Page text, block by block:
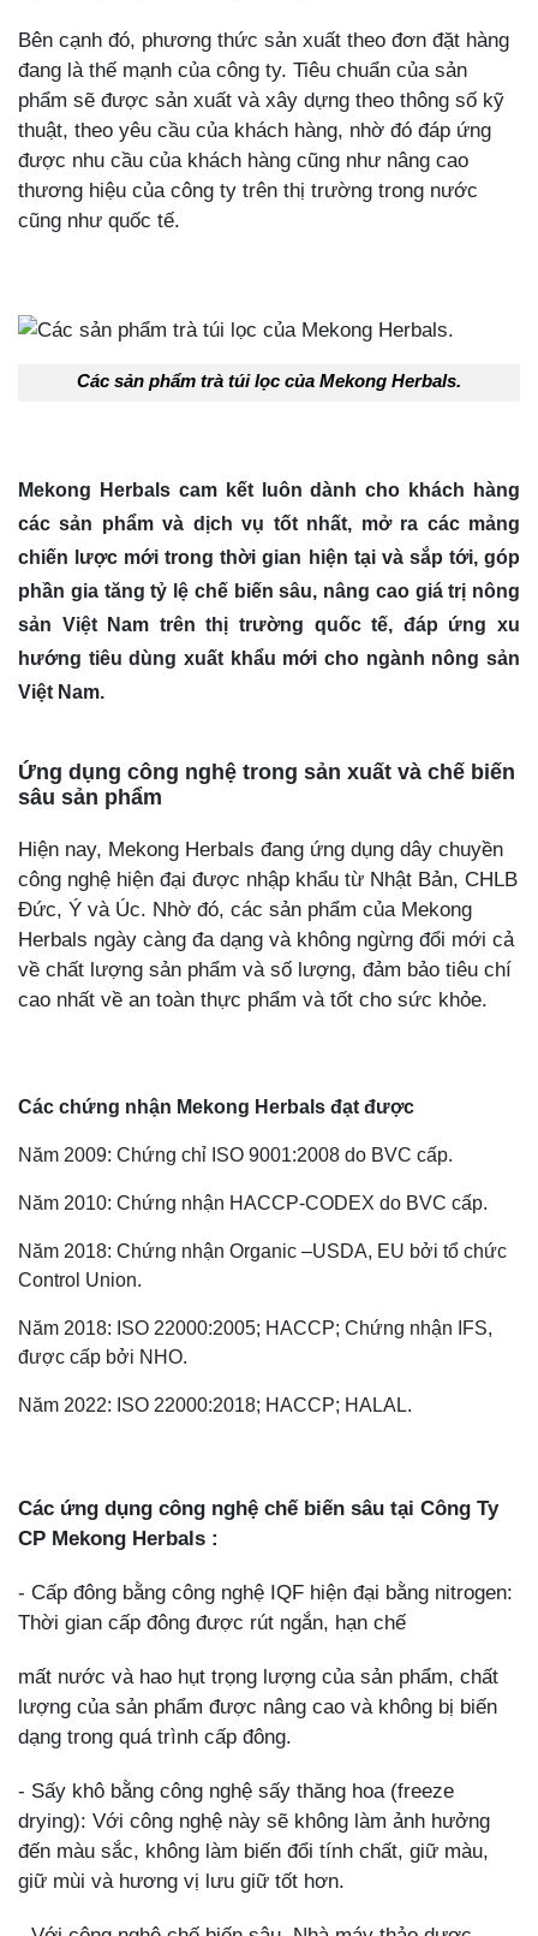
Bên cạnh đó, phương thức sản xuất theo đơn đặt hàng
đang là thế mạnh của công ty. Tiêu chuẩn của sản
phẩm sẽ được sản xuất và xây dựng theo thông số kỹ
thuật, theo yêu cầu của khách hàng, nhờ đó đáp ứng
được nhu cầu của khách hàng cũng như nâng cao
thương hiệu của công ty trên thị trường trong nước
cũng như quốc tế.
Các sản phẩm trà túi lọc của Mekong Herbals.
Mekong Herbals cam kết luôn dành cho khách hàng
các sản phẩm và dịch vụ tốt nhất, mở ra các mảng
chiến lược mới trong thời gian hiện tại và sắp tới, góp
phần gia tăng tỷ lệ chế biến sâu, nâng cao giá trị nông
sản Việt Nam trên thị trường quốc tế, đáp ứng xu
hướng tiêu dùng xuất khẩu mới cho ngành nông sản
Việt Nam.
Ứng dụng công nghệ trong sản xuất và chế biến
sâu sản phẩm
Hiện nay, Mekong Herbals đang ứng dụng dây chuyền
công nghệ hiện đại được nhập khẩu từ Nhật Bản, CHLB
Đức, Ý và Úc. Nhờ đó, các sản phẩm của Mekong
Herbals ngày càng đa dạng và không ngừng đổi mới cả
về chất lượng sản phẩm và số lượng, đảm bảo tiêu chí
cao nhất về an toàn thực phẩm và tốt cho sức khỏe.
Các chứng nhận Mekong Herbals đạt được
Năm 2009: Chứng chỉ ISO 9001:2008 do BVC cấp.
Năm 2010: Chứng nhận HACCP-CODEX do BVC cấp.
Năm 2018: Chứng nhận Organic –USDA, EU bởi tổ chức
Control Union.
Năm 2018: ISO 22000:2005; HACCP; Chứng nhận IFS,
được cấp bởi NHO.
Năm 2022: ISO 22000:2018; HACCP; HALAL.
Các ứng dụng công nghệ chế biến sâu tại Công Ty
CP Mekong Herbals :
- Cấp đông bằng công nghệ IQF hiện đại bằng nitrogen:
Thời gian cấp đông được rút ngắn, hạn chế
mất nước và hao hụt trọng lượng của sản phẩm, chất
lượng của sản phẩm được nâng cao và không bị biến
dạng trong quá trình cấp đông.
- Sấy khô bằng công nghệ sấy thăng hoa (freeze
drying): Với công nghệ này sẽ không làm ảnh hưởng
đến màu sắc, không làm biến đổi tính chất, giữ màu,
giữ mùi và hương vị lưu giữ tốt hơn.